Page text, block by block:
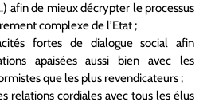
afin de mieux décrypter le processus
complexe de l’Etat ;
fortes de dialogue social afin
apaisées aussi bien avec les
que les plus revendicateurs ;
relations cordiales avec tous les élus